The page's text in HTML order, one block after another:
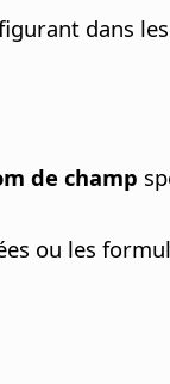
dans
de champ
ou les